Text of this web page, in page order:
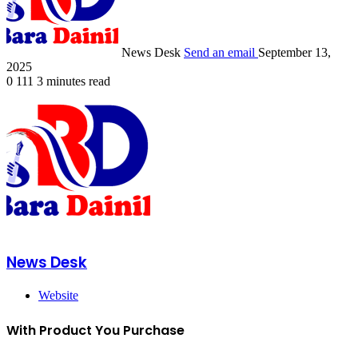
News Desk Send an email September 13,
2025
0 111 3 minutes read
News Desk
Website
With Product You Purchase